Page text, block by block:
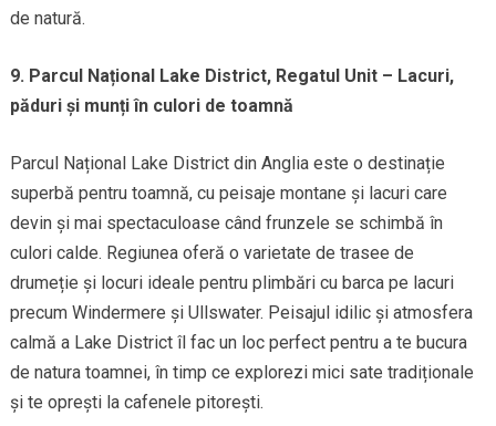
de natură.
9. Parcul Național Lake District, Regatul Unit – Lacuri,
păduri și munți în culori de toamnă
Parcul Național Lake District din Anglia este o destinație
superbă pentru toamnă, cu peisaje montane și lacuri care
devin și mai spectaculoase când frunzele se schimbă în
culori calde. Regiunea oferă o varietate de trasee de
drumeție și locuri ideale pentru plimbări cu barca pe lacuri
precum Windermere și Ullswater. Peisajul idilic și atmosfera
calmă a Lake District îl fac un loc perfect pentru a te bucura
de natura toamnei, în timp ce explorezi mici sate tradiționale
și te oprești la cafenele pitorești.